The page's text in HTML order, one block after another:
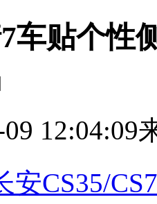
车贴个性
12:04:09
安CS35/